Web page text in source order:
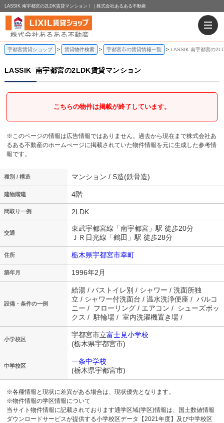
LASSIK 南宇都宮の2LDK賃貸マンション！｜株式会社あるある不動産
宇都宮賃貸ショップ 賃貸物件検索 宇都宮市の賃貸情報一覧 LASSIK 南宇都宮の
LASSIK 南宇都宮の2LDK賃貸マンション
こちらの物件は掲載が終了しています。
※このページの情報は広告情報ではありません。過去から現在まで株式会社あ
るある不動産のホームぺージに掲載されていた物件情報を元に生成した参考情
報です。
種別 / 構造 マンション / S造(鉄骨造)
建物階建 4階
間取り一例 2LDK
交通
東武宇都宮線「南宇都宮」駅 徒歩20分
ＪＲ日光線「鶴田」駅 徒歩28分
住所 栃木県宇都宮市幸町
築年月 1996年2月
設備・条件の一例
給湯 / バストイレ別 / シャワー / 洗面所独
立 / シャワー付洗面台 / 温水洗浄便座 / バルコ
ニー / フローリング / エアコン / シューズボッ
クス / 駐輪場 / 室内洗濯機置き場 /
小学校区
宇都宮市立富士見小学校
(栃木県宇都宮市)
中学校区
一条中学校
(栃木県宇都宮市)
※各種情報と現状に差異がある場合は、現状優先となります。
※物件情報の学区情報について
当サイト物件情報に記載されております通学区域(学区)情報は、国土数値情報
ダウンロードサービスが提供する小学校区データ【2021年度】及び中学校区